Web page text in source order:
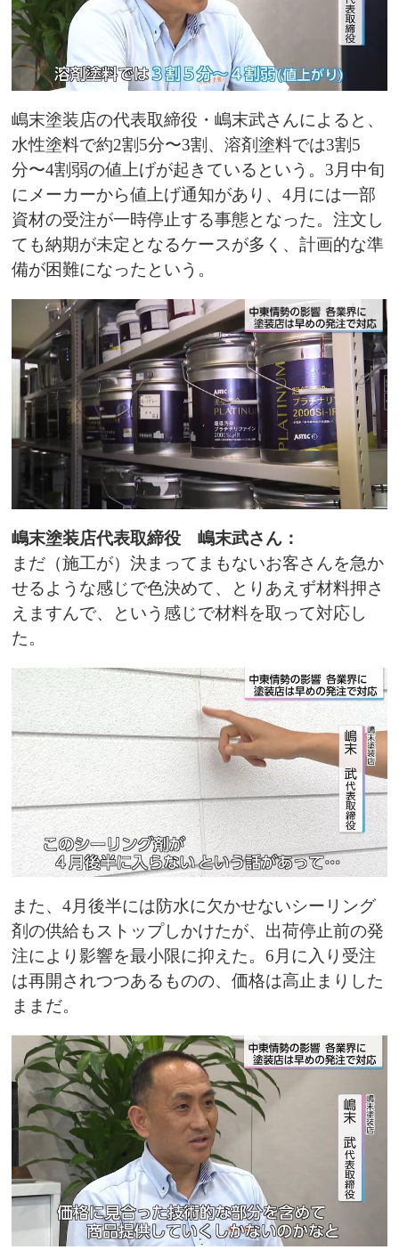
嶋末塗装店の代表取締役・嶋末武さんによると、
水性塗料で約2割5分〜3割、溶剤塗料では3割5
分〜4割弱の値上げが起きているという。3月中旬
にメーカーから値上げ通知があり、4月には一部
資材の受注が一時停止する事態となった。注文し
ても納期が未定となるケースが多く、計画的な準
備が困難になったという。
嶋末塗装店代表取締役 嶋末武さん：
まだ（施工が）決まってまもないお客さんを急か
せるような感じで色決めて、とりあえず材料押さ
えますんで、という感じで材料を取って対応し
た。
また、4月後半には防水に欠かせないシーリング
剤の供給もストップしかけたが、出荷停止前の発
注により影響を最小限に抑えた。6月に入り受注
は再開されつつあるものの、価格は高止まりした
ままだ。